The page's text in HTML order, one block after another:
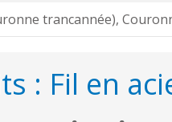
trancannée),
: Fil en